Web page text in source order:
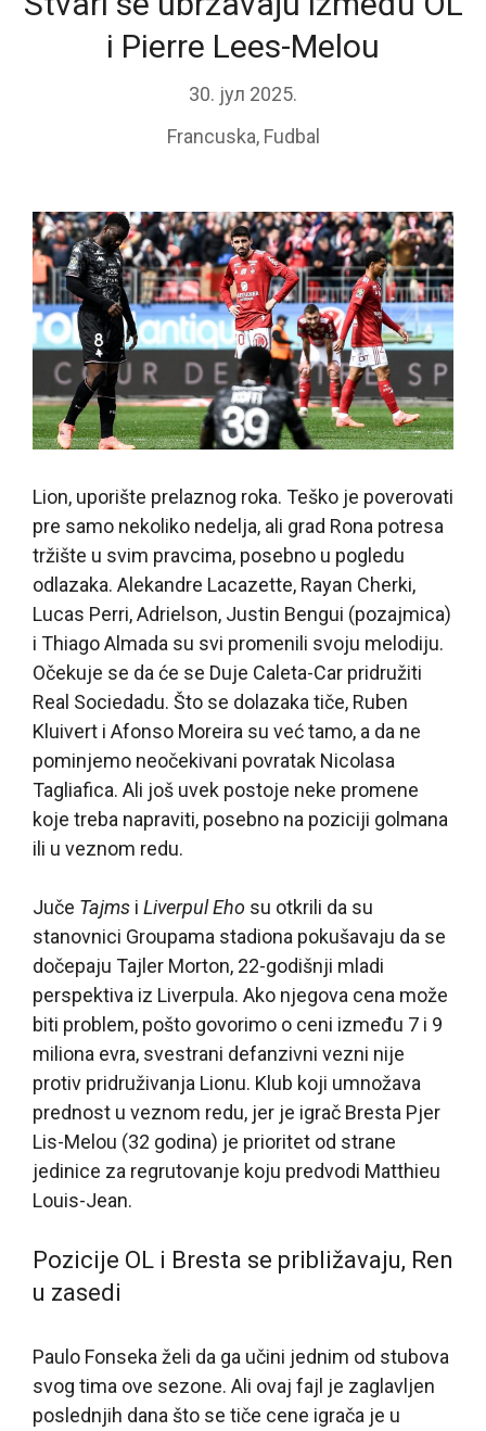
i Pierre Lees-Melou
30. јул 2025.
Francuska, Fudbal
Lion, uporište prelaznog roka. Teško je poverovati
pre samo nekoliko nedelja, ali grad Rona potresa
tržište u svim pravcima, posebno u pogledu
odlazaka. Alekandre Lacazette, Rayan Cherki,
Lucas Perri, Adrielson, Justin Bengui (pozajmica)
i Thiago Almada su svi promenili svoju melodiju.
Očekuje se da će se Duje Caleta-Car pridružiti
Real Sociedadu. Što se dolazaka tiče, Ruben
Kluivert i Afonso Moreira su već tamo, a da ne
pominjemo neočekivani povratak Nicolasa
Tagliafica. Ali još uvek postoje neke promene
koje treba napraviti, posebno na poziciji golmana
ili u veznom redu.
Juče Tajms i Liverpul Eho su otkrili da su
stanovnici Groupama stadiona pokušavaju da se
dočepaju Tajler Morton, 22-godišnji mladi
perspektiva iz Liverpula. Ako njegova cena može
biti problem, pošto govorimo o ceni između 7 i 9
miliona evra, svestrani defanzivni vezni nije
protiv pridruživanja Lionu. Klub koji umnožava
prednost u veznom redu, jer je igrač Bresta Pjer
Lis-Melou (32 godina) je prioritet od strane
jedinice za regrutovanje koju predvodi Matthieu
Louis-Jean.
Pozicije OL i Bresta se približavaju, Ren
u zasedi
Paulo Fonseka želi da ga učini jednim od stubova
svog tima ove sezone. Ali ovaj fajl je zaglavljen
poslednjih dana što se tiče cene igrača je u